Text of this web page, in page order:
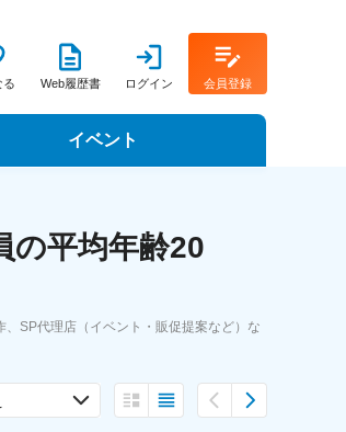
る Web履歴書 ログイン 会員登録
イベント
ェア
の平均年齢20
SP代理店（イベント・販促提案など）な